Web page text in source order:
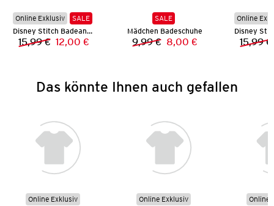
Online Exklusiv
SALE
Disney Stitch Badeanzug
Vorheriger Preis:
15,99 € Neuer Preis:
12,00 €
SALE
Mädchen Badeschuhe
Vorheriger Preis:
9,99 € Neuer Preis:
8,00 €
Online
15,99 €
Das könnte Ihnen auch gefallen
Online Exklusiv
Online Exklusiv
Online